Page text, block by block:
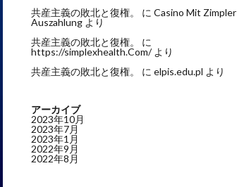
共産主義の敗北と復権。 に Casino Mit Zimpler
Auszahlung より
共産主義の敗北と復権。
に
https://simplexhealth.Com/より
共産主義の敗北と復権。
に elpis.edu.pl より
アーカイブ
2023年10月
2023年7月
2023年1月
2022年9月
2022年8月